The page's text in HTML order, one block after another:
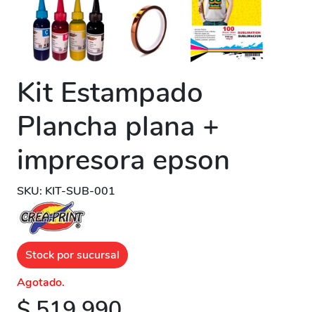
Kit Estampado
Plancha plana +
impresora epson
SKU: KIT-SUB-001
Stock por sucursal
Agotado.